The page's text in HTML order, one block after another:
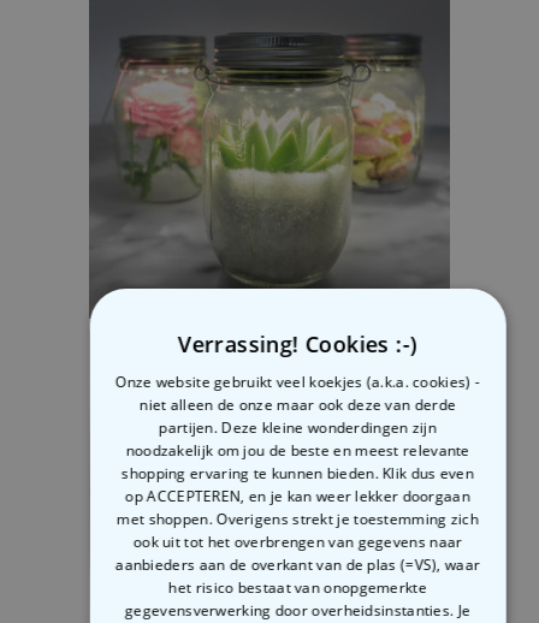
SOLARLAMPEN VOOR BINNEN EN BUITEN – €22,95
Verrassing! Cookies :-)
Onze website gebruikt veel koekjes (a.k.a. cookies) -
niet alleen de onze maar ook deze van derde
partijen. Deze kleine wonderdingen zijn
noodzakelijk om jou de beste en meest relevante
shopping ervaring te kunnen bieden. Klik dus even
op ACCEPTEREN, en je kan weer lekker doorgaan
met shoppen. Overigens strekt je toestemming zich
ook uit tot het overbrengen van gegevens naar
aanbieders aan de overkant van de plas (=VS), waar
het risico bestaat van onopgemerkte
gegevensverwerking door overheidsinstanties. Je